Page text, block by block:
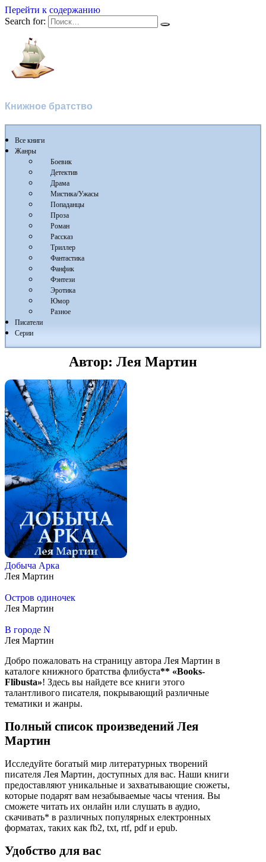
Перейти к содержанию
Search for:
Книжное братство
Все книги
Жанры
Боевик
Детектив
Драма
Мистика/Ужасы
Попаданцы
Проза
Роман
Рассказ
Триллер
Фантастика
Фанфик
Фэнтези
Эротика
Юмор
Разное
Писатели
Серии
Автор: Лея Мартин
Добыча Арка
Лея Мартин
Остров одиночек
Лея Мартин
В городе N
Лея Мартин
Добро пожаловать на страницу автора Лея Мартин в
каталоге книжного братства флибуста** «Books-
Flibusta»! Здесь вы найдете все книги этого
талантливого писателя, покрывающий различные
тематики и жанры.
Полный список произведений Лея
Мартин
Исследуйте богатый мир литературных творений
писателя Лея Мартин, доступных для вас. Наши книги
предоставляют уникальные и захватывающие сюжеты,
которые подарят вам незабываемые часы чтения. Вы
сможете читать их онлайн или слушать в аудио,
скачивать* в различных популярных електронных
форматах, таких как fb2, txt, rtf, pdf и epub.
Удобство для вас